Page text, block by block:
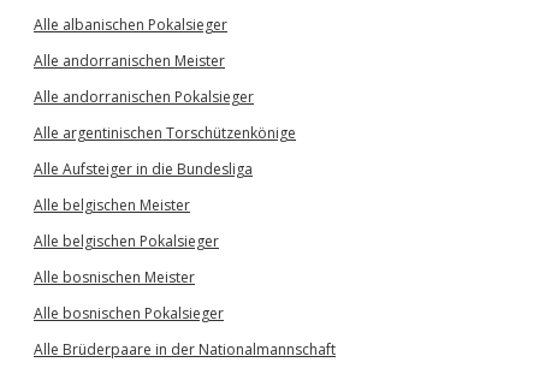
Alle albanischen Pokalsieger
Alle andorranischen Meister
Alle andorranischen Pokalsieger
Alle argentinischen Torschützenkönige
Alle Aufsteiger in die Bundesliga
Alle belgischen Meister
Alle belgischen Pokalsieger
Alle bosnischen Meister
Alle bosnischen Pokalsieger
Alle Brüderpaare in der Nationalmannschaft